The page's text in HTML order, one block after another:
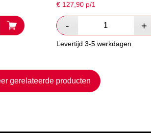
€ 127,90p/1
Levertijd 3-5 werkdagen
gerelateerde producten